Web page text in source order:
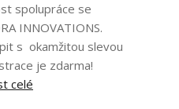
spolupráce se
INNOVATIONS.
s okamžitou slevou
je zdarma!
celé